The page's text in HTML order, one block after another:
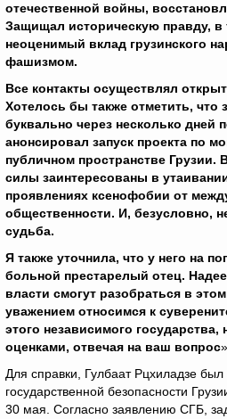
отечественной войны,
Защищал историческую правду,
неоценимый вклад грузинского
фашизмом.
Все контакты осуществлял
Хотелось бы также отметить, что
буквально через несколько дней
анонсировал запуск проекта по
публичном пространстве
силы заинтересованы в
проявлениях ксенофобии от
общественности. И, безусловно,
судьба.
Я также уточнила, что у него на
больной престарелый отец.
власти смогут разобраться в
уважением относимся к
этого независимого
оценками, отвечая на ваш вопрос
Для справки, Гулбаат Рцхиладзе
государственной безопасности
30 мая. Согласно заявлению СГБ,